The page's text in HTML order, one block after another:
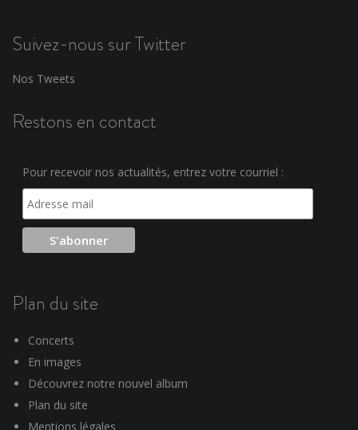
Suivez-nous sur Twitter
Nos Tweets
Restons en contact
Pour recevoir nos actualités, entrez votre courriel :
Plan du site
Concerts
En images
Découvrez notre nouvel album
Plan du site
Mentions légales